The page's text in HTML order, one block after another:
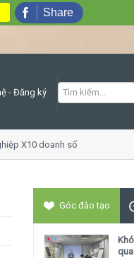
- Đăng ký
X10 doanh số
Góc đào tạo
Share